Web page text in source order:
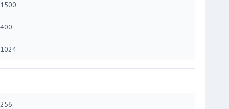
1500
400
1024
256